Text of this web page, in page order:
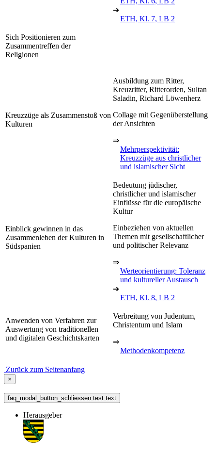
➔
ETH, Kl. 7, LB 2
Sich Positionieren zum
Zusammentreffen der
Religionen
Kreuzzüge als Zusammenstoß von
Kulturen
Ausbildung zum Ritter,
Kreuzritter, Ritterorden, Sultan
Saladin, Richard Löwenherz
Collage mit Gegenüberstellung
der Ansichten
⇒
Mehrperspektivität:
Kreuzzüge aus christlicher
und islamischer Sicht
Einblick gewinnen in das
Zusammenleben der Kulturen in
Südspanien
Bedeutung jüdischer,
christlicher und islamischer
Einflüsse für die europäische
Kultur
Einbeziehen von aktuellen
Themen mit gesellschaftlicher
und politischer Relevanz
⇒
Werteorientierung: Toleranz
und kultureller Austausch
➔
ETH, Kl. 8, LB 2
Anwenden von Verfahren zur
Auswertung von traditionellen
und digitalen Geschichtskarten
Verbreitung von Judentum,
Christentum und Islam
⇒
Methodenkompetenz
Zurück zum Seitenanfang
×
faq_modal_button_schliessen test text
Herausgeber